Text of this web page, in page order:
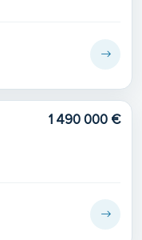
1 490 000 €